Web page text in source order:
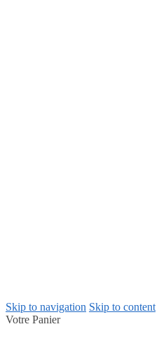
Skip to navigation Skip to content
Votre Panier